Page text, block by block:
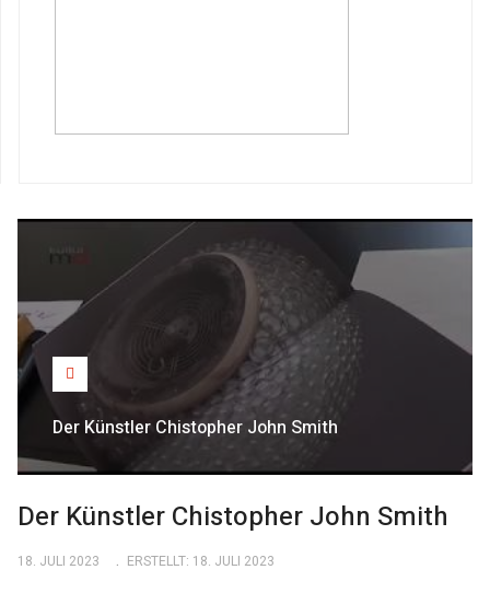
Der Künstler Chistopher John Smith
Der Künstler Chistopher John Smith
18. JULI 2023 ERSTELLT: 18. JULI 2023